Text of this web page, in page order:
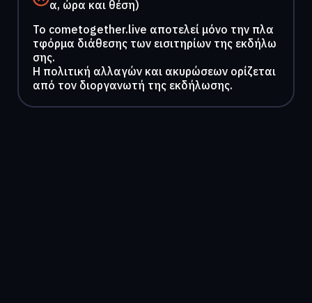
α, ώρα και θέση)
To cometogether.live αποτελεί μόνο την πλα
τφόρμα διάθεσης των εισιτηρίων της εκδήλω
σης.
Η πολιτική αλλαγών και ακυρώσεων ορίζεται
από τον διοργανωτή της εκδήλωσης.